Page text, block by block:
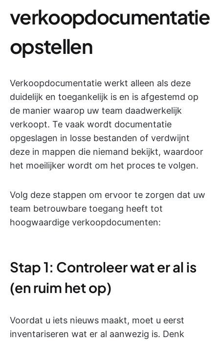
verkoopdocumentatie
opstellen
Verkoopdocumentatie werkt alleen als deze
duidelijk en toegankelijk is en is afgestemd op
de manier waarop uw team daadwerkelijk
verkoopt. Te vaak wordt documentatie
opgeslagen in losse bestanden of verdwijnt
deze in mappen die niemand bekijkt, waardoor
het moeilijker wordt om het proces te volgen.
Volg deze stappen om ervoor te zorgen dat uw
team betrouwbare toegang heeft tot
hoogwaardige verkoopdocumenten:
Stap 1: Controleer wat er al is
(en ruim het op)
Voordat u iets nieuws maakt, moet u eerst
inventariseren wat er al aanwezig is. Denk